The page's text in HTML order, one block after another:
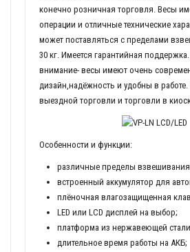
конечно розничная торговля. Весы
операции и отличные технические
может поставляться с пределами
30 кг. Имеется гарантийная
внимание- весы имеют очень
дизайн,надёжность и удобны в
выездной торговли и торговли в
Особенности и функции:
различные пределы взвешивания-
встроенный аккумулятор для
плёночная влагозащищенная
LED или LCD дисплей на выбор;
платформа из нержавеющей
длительное время работы на АКБ;